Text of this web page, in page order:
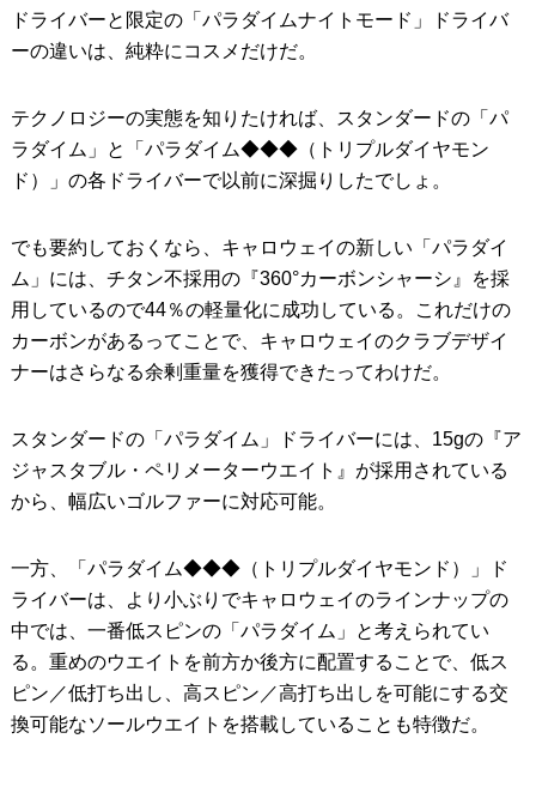
ドライバーと限定の「パラダイムナイトモード」ドライバ
ーの違いは、純粋にコスメだけだ。
テクノロジーの実態を知りたければ、スタンダードの「パ
ラダイム」と「パラダイム◆◆◆（トリプルダイヤモン
ド）」の各ドライバーで以前に深掘りしたでしょ。
でも要約しておくなら、キャロウェイの新しい「パラダイ
ム」には、チタン不採用の『360°カーボンシャーシ』を採
用しているので44％の軽量化に成功している。これだけの
カーボンがあるってことで、キャロウェイのクラブデザイ
ナーはさらなる余剰重量を獲得できたってわけだ。
スタンダードの「パラダイム」ドライバーには、15gの『ア
ジャスタブル・ペリメーターウエイト』が採用されている
から、幅広いゴルファーに対応可能。
一方、「パラダイム◆◆◆（トリプルダイヤモンド）」ド
ライバーは、より小ぶりでキャロウェイのラインナップの
中では、一番低スピンの「パラダイム」と考えられてい
る。重めのウエイトを前方か後方に配置することで、低ス
ピン／低打ち出し、高スピン／高打ち出しを可能にする交
換可能なソールウエイトを搭載していることも特徴だ。